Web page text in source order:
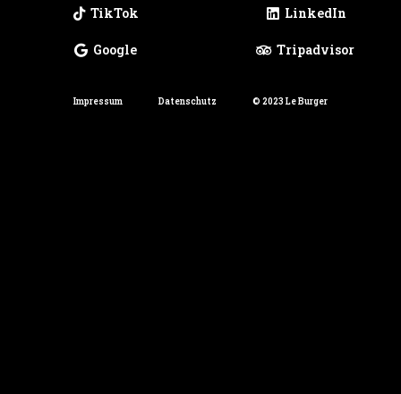
TikTok LinkedIn
Google Tripadvisor
Impressum Datenschutz © 2023 Le Burger